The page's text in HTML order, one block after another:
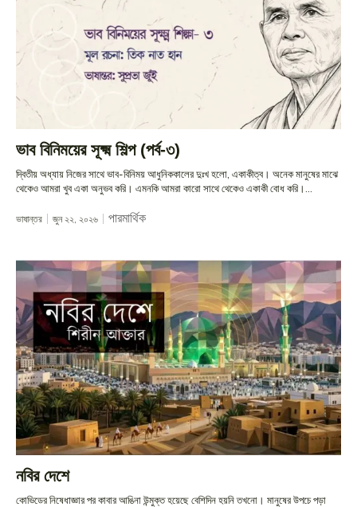
ভাব বিনিময়ের সূক্ষ্ম শিল্প (পর্ব-৩)
দ্বিতীয় অধ্যায় নিজের সাথে ভাব-বিনিময় আধুনিককালের দুঃখ হলো, একাকীত্ব। অনেক মানুষের মাঝে
থেকেও আমরা খুব একা অনুভব করি। এমনকি আমরা কারো সাথে থেকেও একাকী বোধ করি।...
ভাষান্তর জুন ২২, ২০২৬ পারমার্থিক
নবির দেশে
কোভিডের নিষেধাজ্ঞার পর কাবার আঙিনা উন্মুক্ত হয়েছে বেশিদিন হয়নি তখনো। মানুষের উপচে পড়া